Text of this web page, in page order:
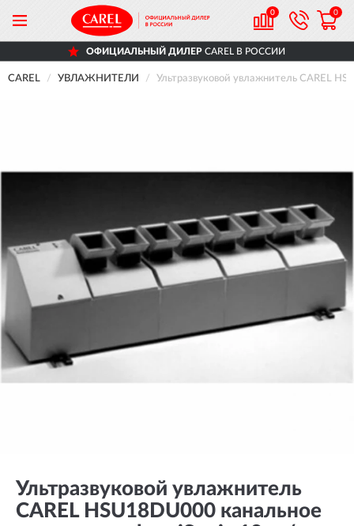
0 0
ОФИЦИАЛЬНЫЙ ДИЛЕРCAREL В РОССИИ
CAREL УВЛАЖНИТЕЛИ Ультразвуковой увлажнитель CAREL
Ультразвуковой увлажнитель
CAREL HSU18DU000 канальное